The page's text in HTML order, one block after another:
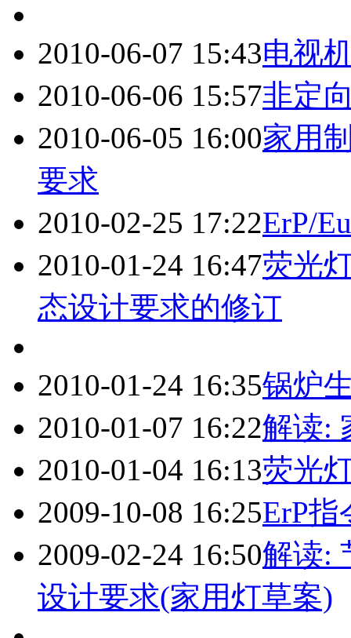
2010-06-07 15:43电视
2010-06-06 15:57非定
2010-06-05 16:00家用
要求
2010-02-25 17:22ErP/
2010-01-24 16:47荧光
态设计要求的修订
2010-01-24 16:35锅炉
2010-01-07 16:22解读:
2010-01-04 16:13荧光
2009-10-08 16:25ErP
2009-02-24 16:50解读:
设计要求(家用灯草案)